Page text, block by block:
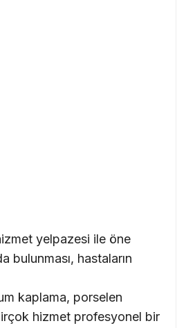
yelpazesi ile öne
bulunması, hastaların
kaplama, porselen
hizmet profesyonel bir